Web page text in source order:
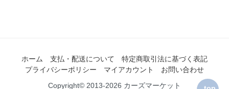
ホーム 支払・配送について
特定商取引法に基づく表記
プライバシーポリシー
マイアカウント
お問い合わせ
Copyright© 2013-2026 カーズマーケット